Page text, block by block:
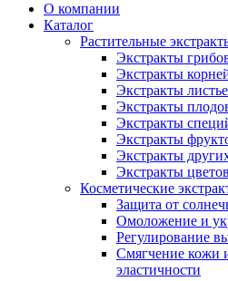
О компании
Каталог
Растительные
Экстракты
Экстракты
Экстракты
Экстракты
Экстракты
Экстракты
Экстракты
Экстракты цветов
Косметические
Защита от
Омоложение и
Регулирование
Смягчение кожи
эластичности